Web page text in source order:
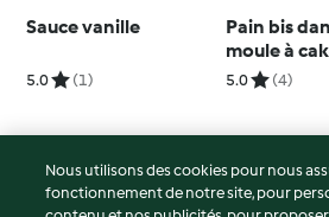
Sauce vanille
5.0 (1)
Pain bis
moule à
5.0 (4)
© Copyright 2026
Nous utilisons des cookies pour nous
fonctionnement de notre site, pour